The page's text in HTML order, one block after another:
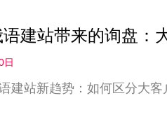
语建站带来的询盘：
日
建站新趋势：如何区分大